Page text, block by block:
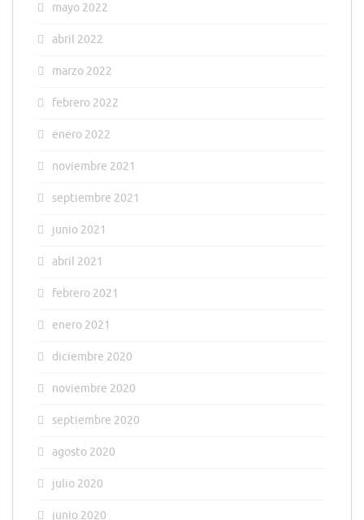
mayo 2022
abril 2022
marzo 2022
febrero 2022
enero 2022
noviembre 2021
septiembre 2021
junio 2021
abril 2021
febrero 2021
enero 2021
diciembre 2020
noviembre 2020
septiembre 2020
agosto 2020
julio 2020
junio 2020